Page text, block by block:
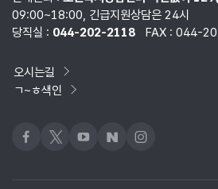
09:00~18:00, 긴급지원상담은 24시
당직실 : 044-202-2118 FAX : 044-
오시는길
ㄱ~ㅎ색인
페이스북
x 유튜브네이버블로그
인스타그램